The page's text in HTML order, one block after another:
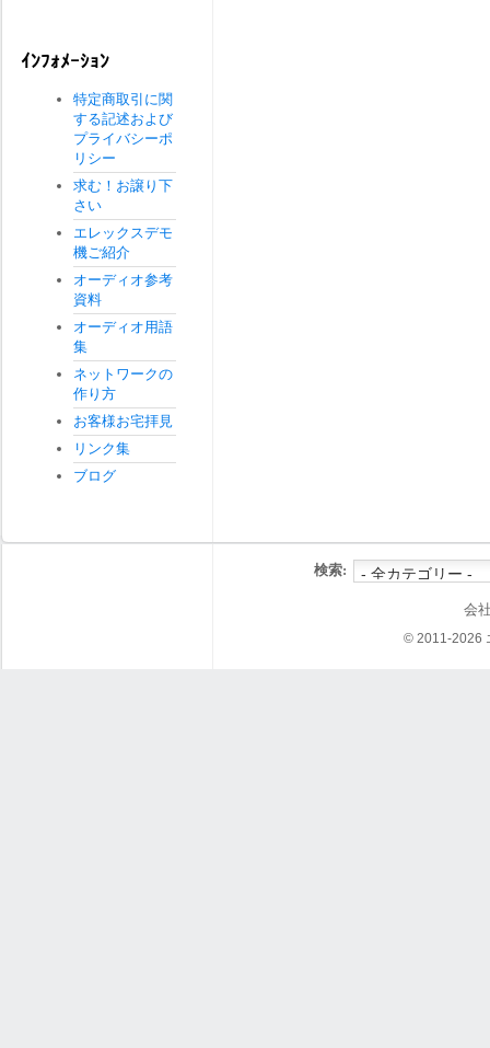
ｲﾝﾌｫﾒｰｼｮﾝ
特定商取引に関
する記述および
プライバシーポ
リシー
求む！お譲り下
さい
エレックスデモ
機ご紹介
オーディオ参考
資料
オーディオ用語
集
ネットワークの
作り方
お客様お宅拝見
リンク集
ブログ
検索:
会
© 2011-2026